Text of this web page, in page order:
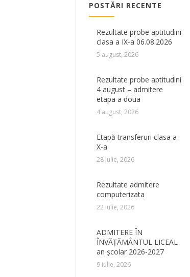
POSTĂRI RECENTE
Rezultate probe aptitudini
clasa a IX-a 06.08.2026
5 august, 2026
Rezultate probe aptitudini
4 august – admitere
etapa a doua
4 august, 2026
Etapă transferuri clasa a
X-a
28 iulie, 2026
Rezultate admitere
computerizata
22 iulie, 2026
ADMITERE ÎN
ÎNVĂŢĂMÂNTUL LICEAL
an şcolar 2026-2027
9 iulie, 2026